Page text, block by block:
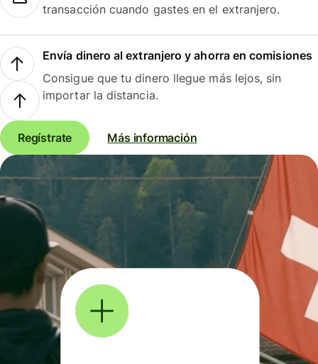
transacción cuando gastes en el extranjero.
Envía dinero al extranjero y ahorra en comisiones
Consigue que tu dinero llegue más lejos, sin
importar la distancia.
Regístrate Más información